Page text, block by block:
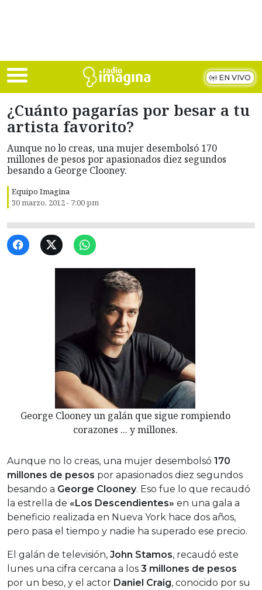
EN VIVO
¿Cuánto pagarías por besar a tu
artista favorito?
Aunque no lo creas, una mujer desembolsó 170
millones de pesos por apasionados diez segundos
besando a George Clooney.
Equipo Imagina
30 marzo, 2012 - 7:00 pm
George Clooney un galán que sigue rompiendo
corazones ... y millones.
Aunque no lo creas, una mujer desembolsó 170
millones de pesos por apasionados diez segundos
besando a George Clooney. Eso fue lo que recaudó
la estrella de «Los Descendientes» en una gala a
beneficio realizada en Nueva York hace dos años,
pero pasa el tiempo y nadie ha superado ese precio.
El galán de televisión, John Stamos, recaudó este
lunes una cifra cercana a los 3 millones de pesos
por un beso, y el actor Daniel Craig, conocido por su